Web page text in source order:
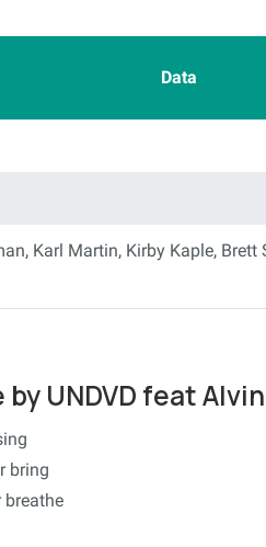
Data
Karl Martin, Kirby Kaple, Brett
UNDVD feat
bring
breathe